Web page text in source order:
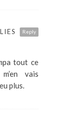
Reply
tout ce
vais
plus.